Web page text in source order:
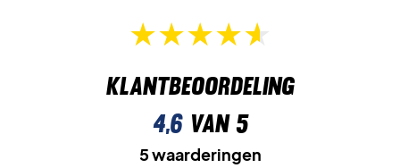
Klantbeoordeling
4,6van 5
5 waarderingen